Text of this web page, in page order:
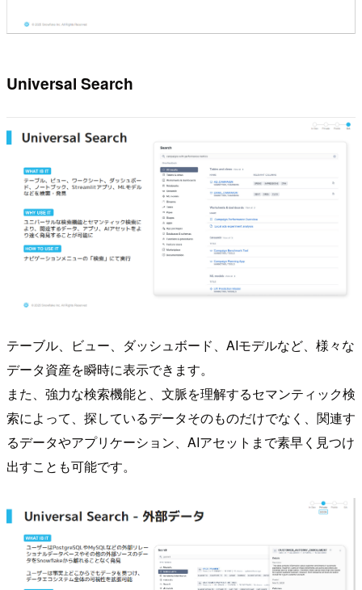
Universal Search
テーブル、ビュー、ダッシュボード、AIモデルなど、様々な
データ資産を瞬時に表示できます。
また、強力な検索機能と、文脈を理解するセマンティック検
索によって、探しているデータそのものだけでなく、関連す
るデータやアプリケーション、AIアセットまで素早く見つけ
出すことも可能です。